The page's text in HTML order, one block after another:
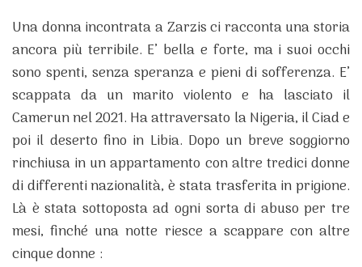
Una donna incontrata a Zarzis ci racconta una storia
ancora più terribile. E’ bella e forte, ma i suoi occhi
sono spenti, senza speranza e pieni di sofferenza. E’
scappata da un marito violento e ha lasciato il
Camerun nel 2021. Ha attraversato la Nigeria, il Ciad e
poi il deserto fino in Libia. Dopo un breve soggiorno
rinchiusa in un appartamento con altre tredici donne
di differenti nazionalità, è stata trasferita in prigione.
Là è stata sottoposta ad ogni sorta di abuso per tre
mesi, finché una notte riesce a scappare con altre
cinque donne :